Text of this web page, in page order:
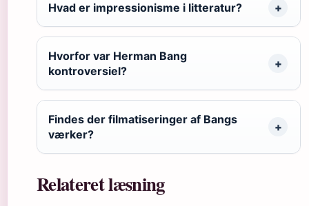
Hvad er impressionisme i litteratur?
Hvorfor var Herman Bang
kontroversiel?
Findes der filmatiseringer af Bangs
værker?
Relateret læsning